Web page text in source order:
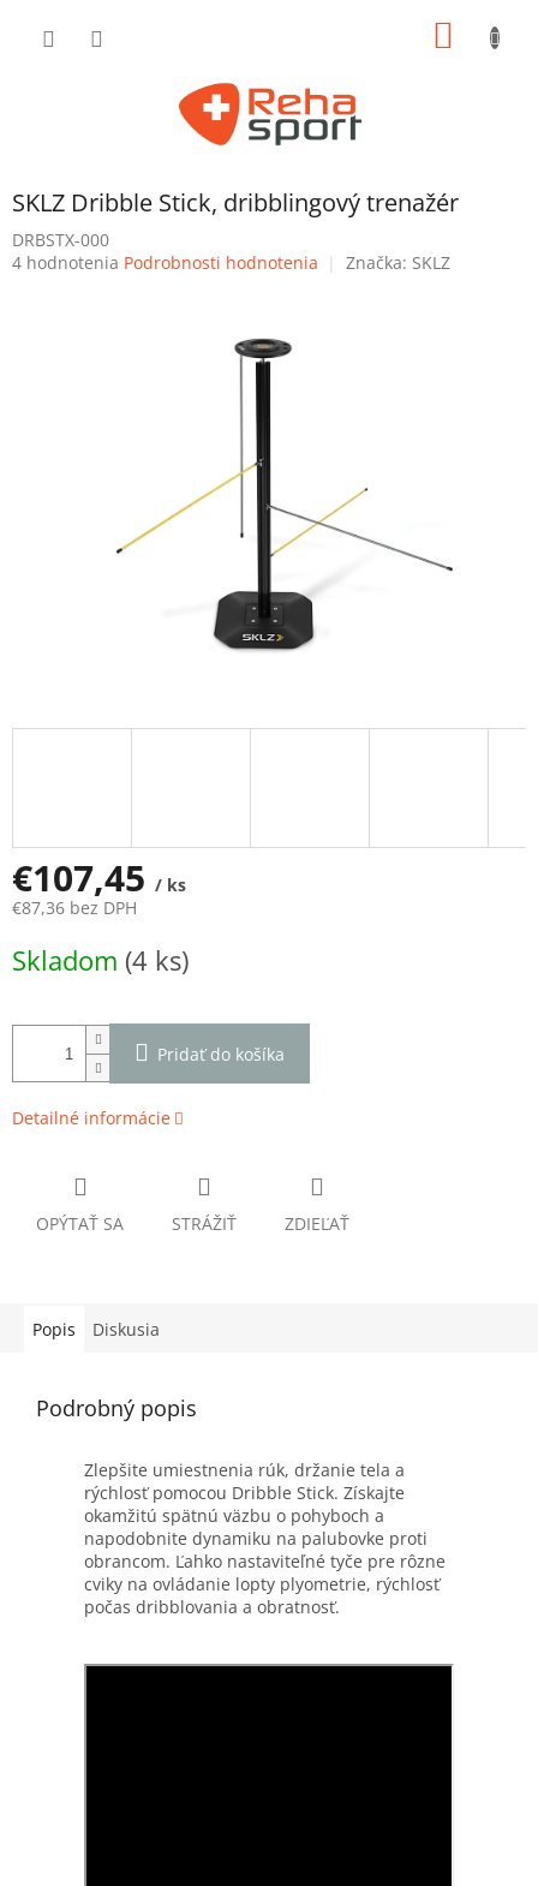
SKLZ Dribble Stick, dribblingový trenažér
DRBSTX-000
Priemerné
4 hodnotenia Podrobnosti hodnotenia Značka: SKLZ
€107,45 / ks
€87,36 bez DPH
cena:
Skladom (4 ks)
Pridať do košíka
Detailné informácie
OPÝTAŤ SA STRÁŽIŤ ZDIEĽAŤ
Popis Diskusia
Podrobný popis
Zlepšite umiestnenia rúk, držanie tela a
rýchlosť pomocou Dribble Stick. Získajte
okamžitú spätnú väzbu o pohyboch a
napodobnite dynamiku na palubovke proti
obrancom. Ľahko nastaviteľné tyče pre rôzne
cviky na ovládanie lopty plyometrie, rýchlosť
počas dribblovania a obratnosť.